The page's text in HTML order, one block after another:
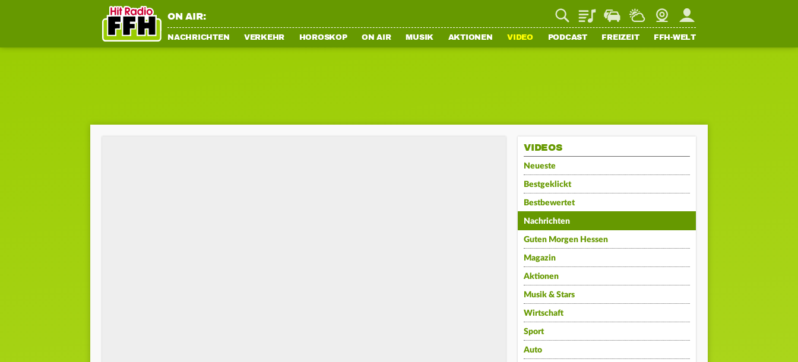
ON AIR: PlaylistStaupilotWetterWebcamMein FFH
NACHRICHTEN VERKEHR HOROSKOP ON AIR MUSIK AKTIONEN VIDEO PODCAST FREIZEIT FFH-WELT
VIDEOS
Neueste
Bestgeklickt
Bestbewertet
Nachrichten
Guten Morgen Hessen
Magazin
Aktionen
Musik & Stars
Wirtschaft
Sport
Auto